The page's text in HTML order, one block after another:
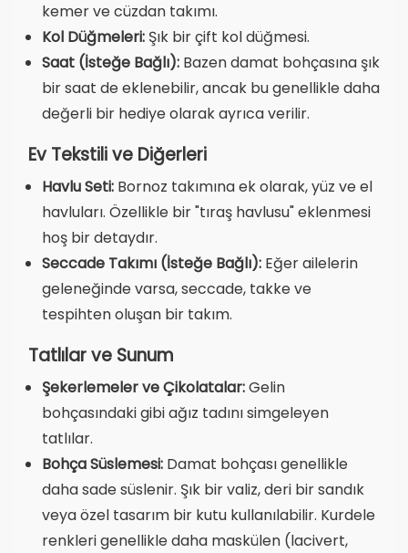
kemer ve cüzdan takımı.
Kol Düğmeleri: Şık bir çift kol düğmesi.
Saat (İsteğe Bağlı): Bazen damat bohçasına şık
bir saat de eklenebilir, ancak bu genellikle daha
değerli bir hediye olarak ayrıca verilir.
Ev Tekstili ve Diğerleri
Havlu Seti: Bornoz takımına ek olarak, yüz ve el
havluları. Özellikle bir "tıraş havlusu" eklenmesi
hoş bir detaydır.
Seccade Takımı (İsteğe Bağlı): Eğer ailelerin
geleneğinde varsa, seccade, takke ve
tespihten oluşan bir takım.
Tatlılar ve Sunum
Şekerlemeler ve Çikolatalar:Gelin
bohçasındaki gibi ağız tadını simgeleyen
tatlılar.
Bohça Süslemesi: Damat bohçası genellikle
daha sade süslenir. Şık bir valiz, deri bir sandık
veya özel tasarım bir kutu kullanılabilir. Kurdele
renkleri genellikle daha maskülen (lacivert,